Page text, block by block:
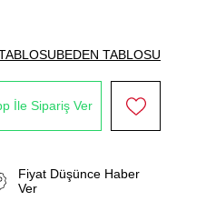
BEDEN TABLOSU
İle Sipariş Ver
Fiyat Düşünce Haber
Ver